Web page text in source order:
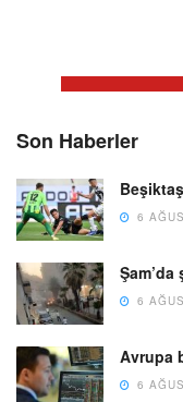
Son Haberler
6
6
Avrupa
6